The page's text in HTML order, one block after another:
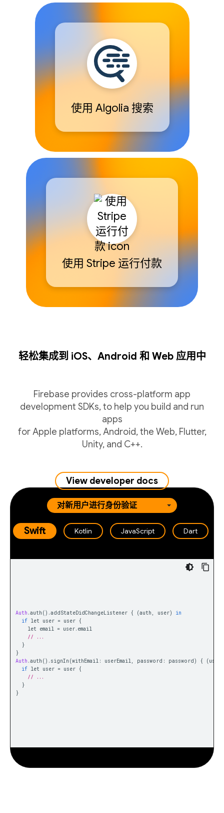
使用 Algolia 搜索
使用 Stripe 运行付款
轻松集成到 iOS、Android 和 Web 应用中
Firebase provides cross-platform app
development SDKs, to help you build and run
apps
for Apple platforms, Android, the Web, Flutter,
Unity, and C++.
View developer docs